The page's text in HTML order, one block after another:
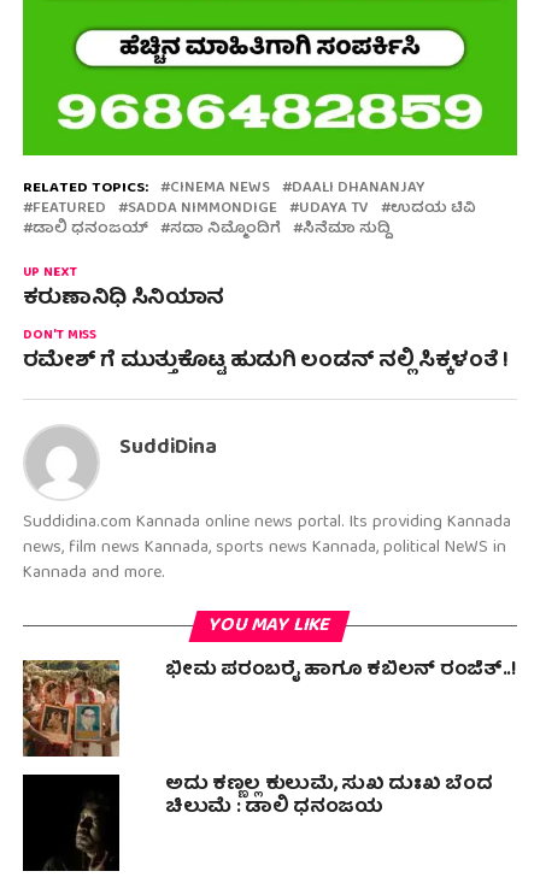
RELATED TOPICS: CINEMA NEWS DAALI DHANANJAY
FEATURED SADDA NIMMONDIGE UDAYA TV ಉದಯ ಟಿವಿ
ಡಾಲಿ ಧನಂಜಯ್ ಸದಾ ನಿಮ್ಮೊಂದಿಗೆ ಸಿನೆಮಾ ಸುದ್ದಿ
UP NEXT
ಕರುಣಾನಿಧಿ ಸಿನಿಯಾನ
DON'T MISS
ರಮೇಶ್ ಗೆ ಮುತ್ತುಕೊಟ್ಟ ಹುಡುಗಿ ಲಂಡನ್ ನಲ್ಲಿ ಸಿಕ್ಕಳಂತೆ !
SuddiDina
Suddidina.com Kannada online news portal. Its providing Kannada
news, film news Kannada, sports news Kannada, political NeWS in
Kannada and more.
YOU MAY LIKE
ಭೀಮ ಪರಂಬರೈ ಹಾಗೂ ಕಬಿಲನ್ ರಂಜಿತ್..!
ಅದು ಕಣ್ಣಲ್ಲ ಕುಲುಮೆ, ಸುಖ ದುಃಖ ಬೆಂದ
ಚಿಲುಮೆ : ಡಾಲಿ‌ ಧನಂಜಯ